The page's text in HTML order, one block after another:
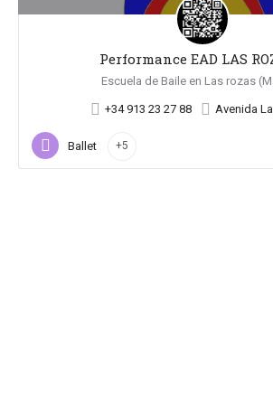
Performance EAD LAS
Escuela de Baile en Las rozas
+34 913 23 27 88 Avenida
Ballet +5